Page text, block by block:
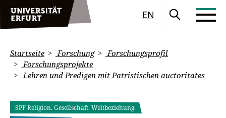
EN
Startseite Forschung
Forschungsprofil
Forschungsprojekte
Lehren und Predigen mit Patristischen auctoritates
SPF Religion. Gesellschaft. Weltbeziehung.